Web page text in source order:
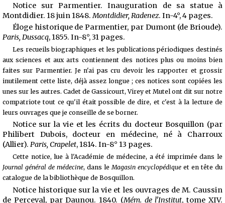
Notice sur Parmentier. Inauguration de sa statue à
Montdidier. 18 juin 1848.Montdidier, Radenez. In-4°, 4 pages.
Éloge historique de Parmentier, par Dumont (de Brioude).
Paris, Dussacq, 1855. In-8°, 31 pages.
Les recueils biographiques et les publications périodiques destinés
aux sciences et aux arts contiennent des notices plus ou moins bien
faites sur Parmentier. Je n'ai pas cru devoir les rapporter et grossir
inutilement cette liste, déjà assez longue ; ces notices sont copiées les
unes sur les autres. Cadet de Gassicourt, Virey et Mutel ont dit sur notre
compatriote tout ce qu'il était possible de dire, et c'est à la lecture de
leurs ouvrages que je conseille de se borner.
Notice sur la vie et les écrits du docteur Bosquillon (par
Philibert Dubois, docteur en médecine, né à Charroux
(Allier). Paris, Crapelet, 1814. In-8° 13 pages.
Cette notice, lue à l'Académie de médecine, a été imprimée dans le
Journal général de médecine, dans leMagasin encyclopédique et en tête du
catalogue de la bibliothèque de Bosquillon.
Notice historique sur la vie et les ouvrages de M. Caussin
de Perceval, par Daunou. 1840. (Mém. de l'Institut, tome XIV.